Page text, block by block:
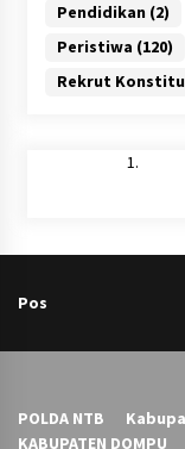
Pendidikan (2)
Peristiwa (120)
Rekrut
Pos
POLDA NTB
KABUPATEN DOMPU